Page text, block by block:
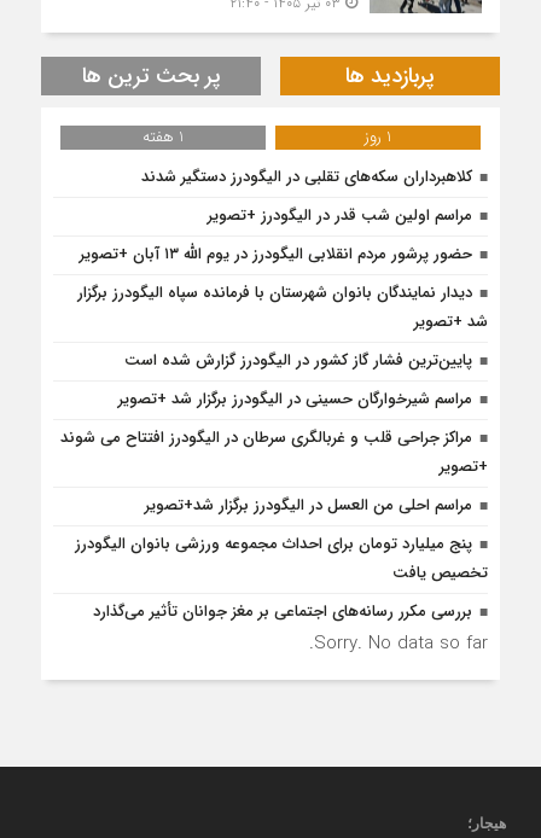
پربازدید ها پر بحث ترین ها
1 روز
1 هفته
کلاهبرداران سکه‌های تقلبی در الیگودرز دستگیر شدند
مراسم اولین شب قدر در الیگودرز +تصویر
حضور پرشور مردم انقلابی الیگودرز در یوم الله ۱۳ آبان +تصویر
دیدار نمایندگان بانوان شهرستان با فرمانده سپاه الیگودرز برگزار
شد +تصویر
پایین‌ترین فشار گاز کشور در الیگودرز گزارش شده است
مراسم شیرخوارگان حسینی در الیگودرز برگزار شد +تصویر
مراکز جراحی قلب و غربالگری سرطان در الیگودرز افتتاح می شوند
+تصویر
مراسم احلی من العسل در الیگودرز برگزار شد+تصویر
پنج میلیارد تومان برای احداث مجموعه ورزشی بانوان الیگودرز
تخصیص یافت
بررسی مکرر رسانه‌های اجتماعی بر مغز جوانان تأثیر می‌گذارد
Sorry. No data so far.
هیجار ؛